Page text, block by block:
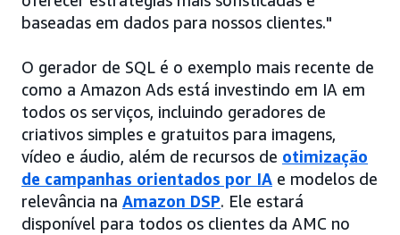
baseadas em dados para nossos clientes."
O gerador de SQL é o exemplo mais recente de
como a Amazon Ads está investindo em IA em
todos os serviços, incluindo geradores de
criativos simples e gratuitos para imagens,
vídeo e áudio, além de recursos de otimização
de campanhas orientados por IA e modelos de
relevância na Amazon DSP. Ele estará
disponível para todos os clientes da AMC no